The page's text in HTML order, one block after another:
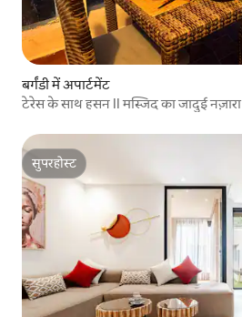
बर्गंडी में अपार्टमेंट
टेरेस के साथ हसन II मस्जिद का जादुई नज़ारा
सुपरहोस्ट
सुपरहोस्ट